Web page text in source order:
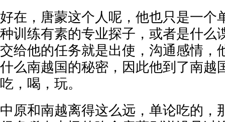
好在，唐蒙这个人呢，他也只是一个
种训练有素的专业探子，或者是什么
交给他的任务就是出使，沟通感情，
什么南越国的秘密，因此他到了南越
吃，喝，玩。
中原和南越离得这么远，单论吃的，